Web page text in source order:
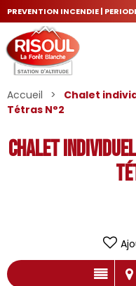
PREVENTION INCENDIE |
Accueil >
Chalet
Tétras N°2
Chalet